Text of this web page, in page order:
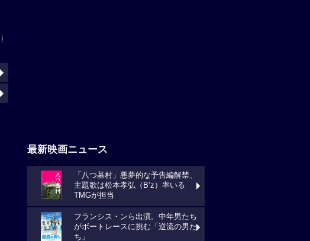
）
最新映画ニュース
「八つ墓村」悪夢的な予告編解禁、
主題歌は松本孝弘（B’z）率いる
TMGが担当
フランシス・ンら出演。中年男たち
がボートレースに挑む「逆流の男た
ち」